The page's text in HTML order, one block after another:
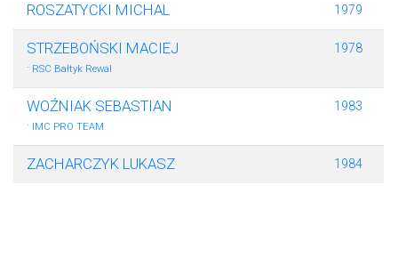
ROSZATYCKI MICHAL 1979
STRZEBOŃSKI MACIEJ
· RSC Bałtyk Rewal
1978
WOŹNIAK SEBASTIAN
· IMC PRO TEAM
1983
ZACHARCZYK LUKASZ 1984